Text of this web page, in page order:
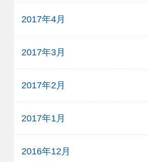
2017年4月
2017年3月
2017年2月
2017年1月
2016年12月